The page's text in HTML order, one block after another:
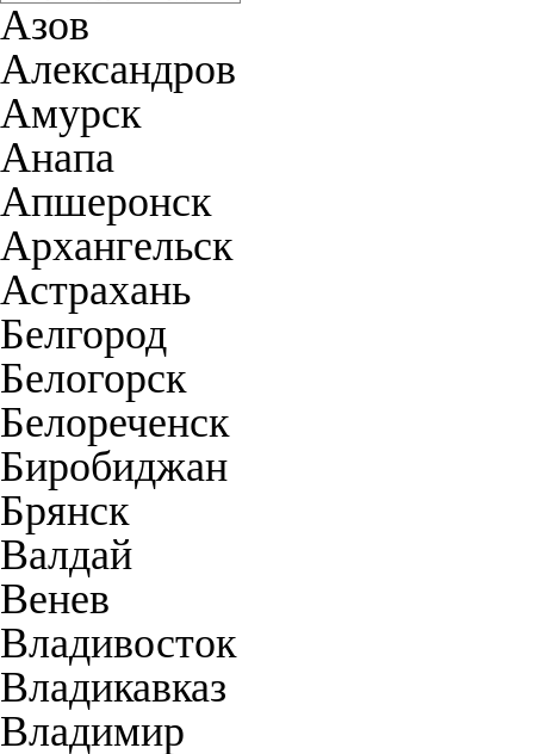
Азов
Александров
Амурск
Анапа
Апшеронск
Архангельск
Астрахань
Белгород
Белогорск
Белореченск
Биробиджан
Брянск
Валдай
Венев
Владивосток
Владикавказ
Владимир